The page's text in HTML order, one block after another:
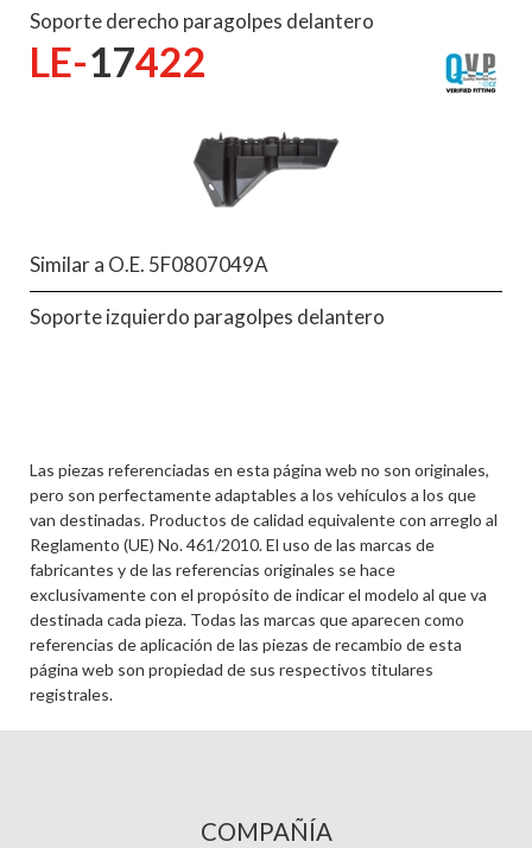
Soporte derecho paragolpes delantero
LE-17422
Similar a O.E. 5F0807049A
Soporte izquierdo paragolpes delantero
Las piezas referenciadas en esta página web no son originales,
pero son perfectamente adaptables a los vehículos a los que
van destinadas. Productos de calidad equivalente con arreglo al
Reglamento (UE) No. 461/2010. El uso de las marcas de
fabricantes y de las referencias originales se hace
exclusivamente con el propósito de indicar el modelo al que va
destinada cada pieza. Todas las marcas que aparecen como
referencias de aplicación de las piezas de recambio de esta
página web son propiedad de sus respectivos titulares
registrales.
COMPAÑÍA